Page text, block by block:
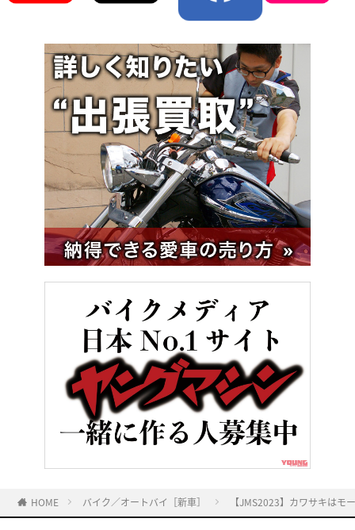
HOME バイク／オートバイ［新車］ 【JMS2023】カワサキは